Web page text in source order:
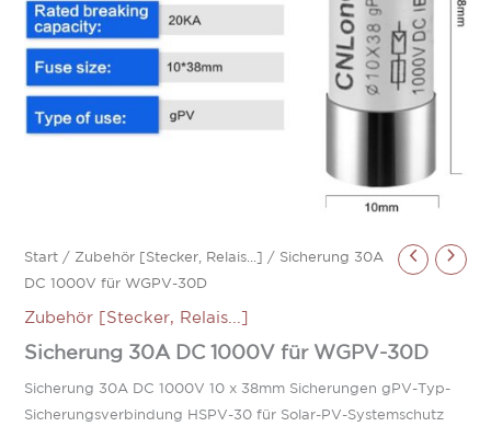
Start / Zubehör [Stecker, Relais...] / Sicherung 30A
DC 1000V für WGPV-30D
Zubehör [Stecker, Relais...]
Sicherung 30A DC 1000V für WGPV-30D
Sicherung 30A DC 1000V 10 x 38mm Sicherungen gPV-Typ-
Sicherungsverbindung HSPV-30 für Solar-PV-Systemschutz